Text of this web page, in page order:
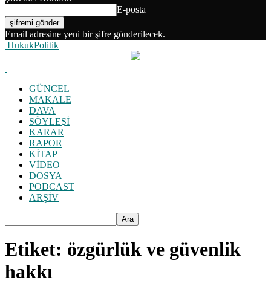
E-posta
Email adresine yeni bir şifre gönderilecek.
HukukPolitik
GÜNCEL
MAKALE
DAVA
SÖYLEŞİ
KARAR
RAPOR
KİTAP
VİDEO
DOSYA
PODCAST
ARŞİV
Etiket: özgürlük ve güvenlik
hakkı